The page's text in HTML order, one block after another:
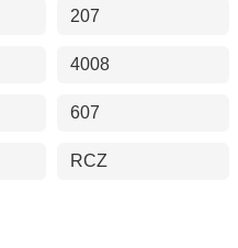
207
4008
607
RCZ